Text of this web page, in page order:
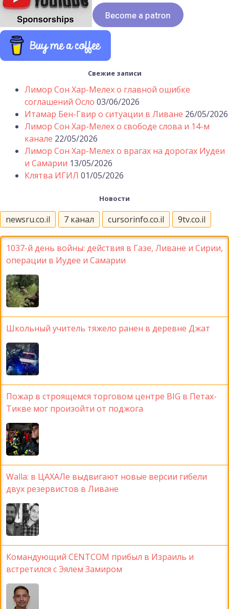
Свежие записи
Лимор Сон Хар-Мелех о главной ошибке
соглашений Осло 03/06/2026
Итамар Бен-Гвир о ситуации в Ливане 26/05/2026
Лимор Сон Хар-Мелех о свободе слова и 14-м
канале 22/05/2026
Лимор Сон Хар-Мелех о врагах на дорогах Иудеи
и Самарии 13/05/2026
Клятва ИГИЛ 01/05/2026
Новости
newsru.co.il 7 канал cursorinfo.co.il 9tv.co.il
1037-й день войны: действия в Газе, Ливане и Сирии,
операции в Иудее и Самарии
Школьный учитель тяжело ранен в деревне Джат
Пожар в строящемся торговом центре BIG в Петах-
Тикве мог произойти от поджога
Walla: в ЦАХАЛе выдвигают новые версии гибели
двух резервистов в Ливане
Командующий CENTCOM прибыл в Израиль и
встретился с Эялем Замиром